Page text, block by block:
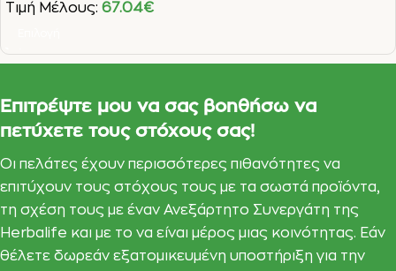
Τιμή Μέλους: 67.04€
Επιτρέψτε μου να σας βοηθήσω να
πετύχετε τους στόχους σας!
Οι πελάτες έχουν περισσότερες πιθανότητες να
επιτύχουν τους στόχους τους με τα σωστά προϊόντα,
τη σχέση τους με έναν Ανεξάρτητο Συνεργάτη της
Herbalife και με το να είναι μέρος μιας κοινότητας. Εάν
θέλετε δωρεάν εξατομικευμένη υποστήριξη για την